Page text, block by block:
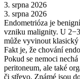
3. srpna 2026
3. srpna 2026
Endometrióza je
vzniku malignity. U
může vyvinout klasický
Fakt je, že chování
Pokud se nemoci
peritoneum, ale také
či střevo. Známé jsou